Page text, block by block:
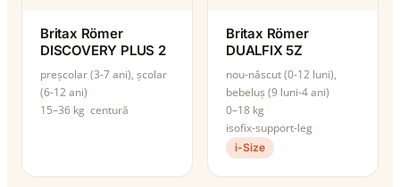
Britax Römer
DISCOVERY PLUS 2
preșcolar (3-7 ani), școlar
(6-12 ani)
15–36 kg centură
Britax Römer
DUALFIX 5Z
nou-născut (0-12 luni),
bebeluș (9 luni-4 ani)
0–18 kg
isofix-support-leg
i-Size